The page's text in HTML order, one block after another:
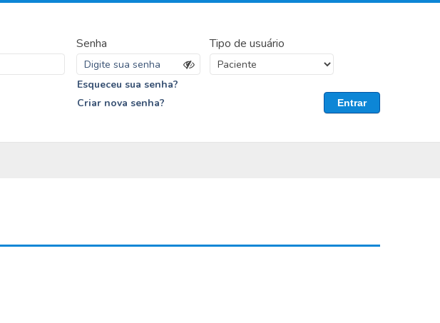
Senha
Esqueceu sua senha?
Criar nova senha?
Tipo de usuário
Entrar